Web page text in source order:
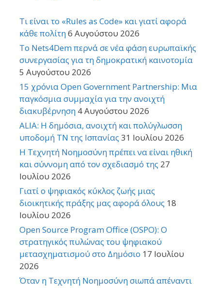
Τι είναι το «Rules as Code» και γιατί αφορά
κάθε πολίτη6 Αυγούστου 2026
Το Nets4Dem περνά σε νέα φάση ευρωπαϊκής
συνεργασίας για τη δημοκρατική καινοτομία
5 Αυγούστου 2026
15 χρόνια Open Government Partnership: Μια
παγκόσμια συμμαχία για την ανοιχτή
διακυβέρνηση 4 Αυγούστου 2026
ALIA: Η δημόσια, ανοιχτή και πολύγλωσση
υποδομή ΤΝ της Ισπανίας 31 Ιουλίου 2026
Η Τεχνητή Νοημοσύνη πρέπει να είναι ηθική
και σύννομη από τον σχεδιασμό της 27
Ιουλίου 2026
Γιατί ο ψηφιακός κύκλος ζωής μιας
διοικητικής πράξης μας αφορά όλους 18
Ιουλίου 2026
Open Source Program Office (OSPO): Ο
στρατηγικός πυλώνας του ψηφιακού
μετασχηματισμού στο Δημόσιο 17 Ιουλίου
2026
Όταν η Τεχνητή Νοημοσύνη σιωπά απέναντι